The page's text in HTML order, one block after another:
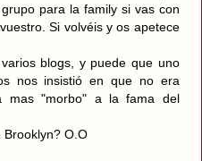
para la family si vas con
Si volvéis y os apetece
blogs, y puede que uno
nos insistió en que no era
mas "morbo" a la fama del
Brooklyn? O.O